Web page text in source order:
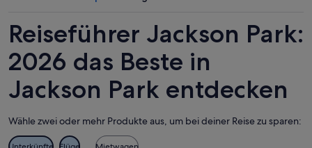
10.
Aug.
14.
Aug.
-
16.
Aug.
Reiseführer Jackson Park:
2026 das Beste in
Jackson Park entdecken
Wähle zwei oder mehr Produkte aus, um bei deiner Reise zu sparen: